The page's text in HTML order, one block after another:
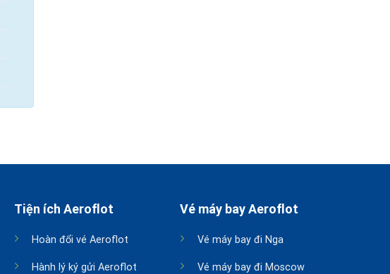
Tiện ích Aeroflot
Hoàn đổi vé Aeroflot
Hành lý ký gửi Aeroflot
Vé máy bay Aeroflot
Vé máy bay đi Nga
Vé máy bay đi Moscow